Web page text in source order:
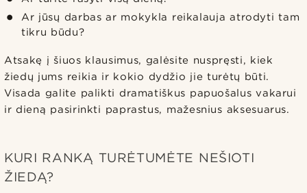
Ar jūsų darbas ar mokykla reikalauja atrodyti tam
tikru būdu?
Atsakę į šiuos klausimus, galėsite nuspręsti, kiek
žiedų jums reikia ir kokio dydžio jie turėtų būti.
Visada galite palikti dramatiškus papuošalus vakarui
ir dieną pasirinkti paprastus, mažesnius aksesuarus.
KURI RANKĄ TURĖTUMĖTE NEŠIOTI
ŽIEDĄ?